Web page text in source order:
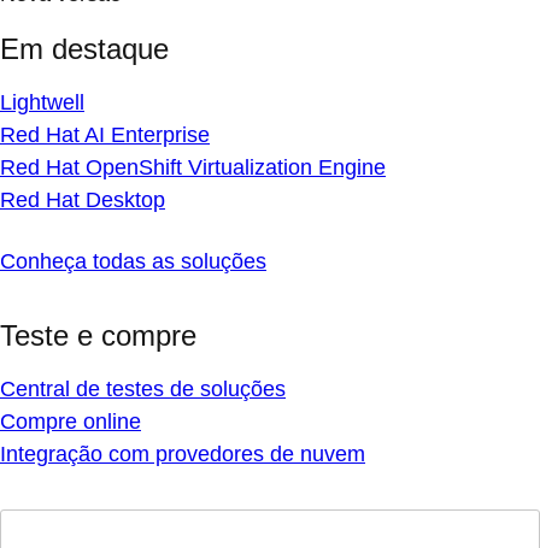
Em destaque
Lightwell
Red Hat AI Enterprise
Red Hat OpenShift Virtualization Engine
Red Hat Desktop
Conheça todas as soluções
Teste e compre
Central de testes de soluções
Compre online
Integração com provedores de nuvem